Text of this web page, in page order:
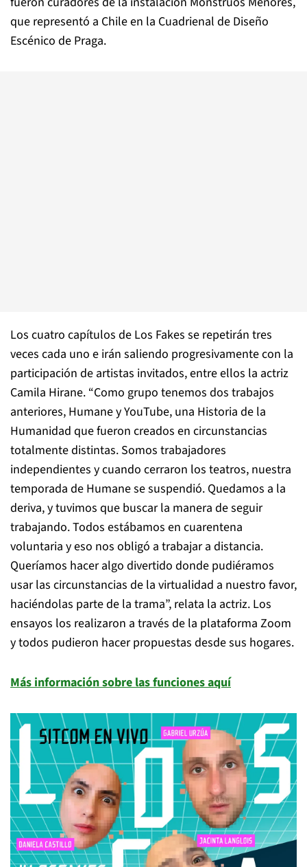
que representó a Chile en la Cuadrienal de Diseño
Escénico de Praga.
Los cuatro capítulos de Los Fakes se repetirán tres
veces cada uno e irán saliendo progresivamente con la
participación de artistas invitados, entre ellos la actriz
Camila Hirane. “Como grupo tenemos dos trabajos
anteriores, HumaneyYouTube, una Historia de la
Humanidad que fueron creados en circunstancias
totalmente distintas. Somos trabajadores
independientes y cuando cerraron los teatros, nuestra
temporada de Humanese suspendió. Quedamos a la
deriva, y tuvimos que buscar la manera de seguir
trabajando. Todos estábamos en cuarentena
voluntaria y eso nos obligó a trabajar a distancia.
Queríamos hacer algo divertido donde pudiéramos
usar las circunstancias de la virtualidad a nuestro favor,
haciéndolas parte de la trama”, relata la actriz. Los
ensayos los realizaron a través de la plataforma Zoom
y todos pudieron hacer propuestas desde sus hogares.
Más información sobre las funciones aquí